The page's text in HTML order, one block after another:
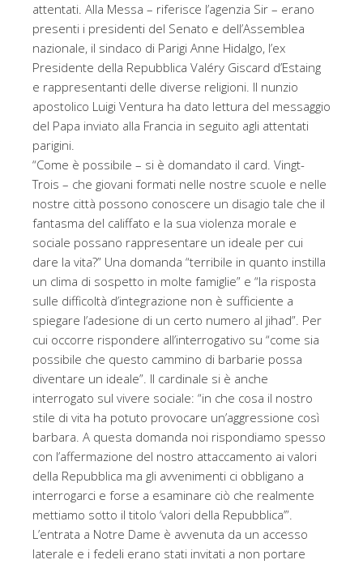
attentati. Alla Messa – riferisce l’agenzia Sir – erano
presenti i presidenti del Senato e dell’Assemblea
nazionale, il sindaco di Parigi Anne Hidalgo, l’ex
Presidente della Repubblica Valéry Giscard d’Estaing
e rappresentanti delle diverse religioni. Il nunzio
apostolico Luigi Ventura ha dato lettura del messaggio
del Papa inviato alla Francia in seguito agli attentati
parigini.
“Come è possibile – si è domandato il card. Vingt-
Trois – che giovani formati nelle nostre scuole e nelle
nostre città possono conoscere un disagio tale che il
fantasma del califfato e la sua violenza morale e
sociale possano rappresentare un ideale per cui
dare la vita?” Una domanda “terribile in quanto instilla
un clima di sospetto in molte famiglie” e “la risposta
sulle difficoltà d’integrazione non è sufficiente a
spiegare l’adesione di un certo numero al jihad”. Per
cui occorre rispondere all’interrogativo su “come sia
possibile che questo cammino di barbarie possa
diventare un ideale”. Il cardinale si è anche
interrogato sul vivere sociale: “in che cosa il nostro
stile di vita ha potuto provocare un’aggressione così
barbara. A questa domanda noi rispondiamo spesso
con l’affermazione del nostro attaccamento ai valori
della Repubblica ma gli avvenimenti ci obbligano a
interrogarci e forse a esaminare ciò che realmente
mettiamo sotto il titolo ‘valori della Repubblica’”.
​L’entrata a Notre Dame è avvenuta da un accesso
laterale e i fedeli erano stati invitati a non portare